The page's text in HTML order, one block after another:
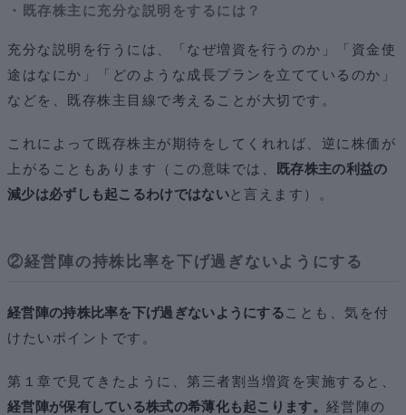
・既存株主に充分な説明をするには？
充分な説明を行うには、「なぜ増資を行うのか」「資金使
途はなにか」「どのような成長プランを立てているのか」
などを、既存株主目線で考えることが大切です。
これによって既存株主が期待をしてくれれば、逆に株価が
上がることもあります（この意味では、
既存株主の利益の
減少は必ずしも起こるわけではないと言えます）。
②経営陣の持株比率を下げ過ぎないようにする
経営陣の持株比率を下げ過ぎないようにする ことも、気を付
けたいポイントです。
第１章で見てきたように、第三者割当増資を実施すると、
経営陣が保有している株式の希薄化も起こります。 経営陣の